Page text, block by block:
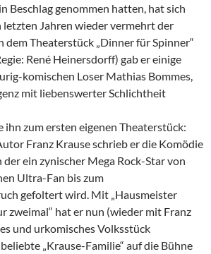
Beschlag genommen hatten, hat sich
letzten Jahren wieder vermehrt der
dem Theaterstück „Dinner für Spinner“
René Heinersdorff) gab er einige
komischen Loser Mathias Bommes,
mit liebenswerter Schlichtheit
zum ersten eigenen Theaterstück:
Franz Krause schrieb er die Komödie
der ein zynischer Mega Rock-Star von
Ultra-Fan bis zum
gefoltert wird. Mit „Hausmeister
zweimal“ hat er nun (wieder mit Franz
und urkomisches Volksstück
„Krause-Familie“ auf die Bühne